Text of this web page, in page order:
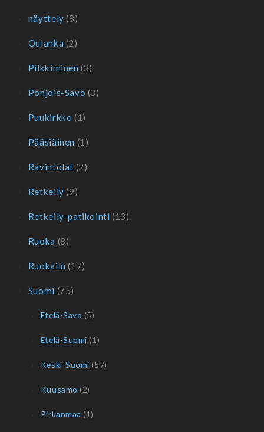
näyttely (8)
Oulanka (2)
Pilkkiminen (3)
Pohjois-Savo (3)
Puukirkko (1)
Pääsiäinen (1)
Ravintolat (2)
Retkeily (9)
Retkeily-patikointi (13)
Ruoka (8)
Ruokailu (17)
Suomi (75)
Etelä-Savo (5)
Etelä-Suomi (1)
Keski-Suomi (57)
Kuusamo (2)
Pirkanmaa (1)